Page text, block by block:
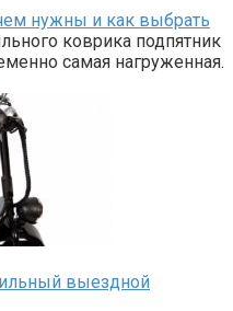
нужны и как выбрать
коврика подпятник
самая нагруженная.
выездной